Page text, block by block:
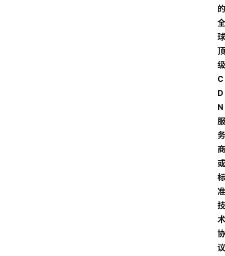
的
全
球
顶
级
C
D
N
服
务
商
或
标
准
技
术
协
议